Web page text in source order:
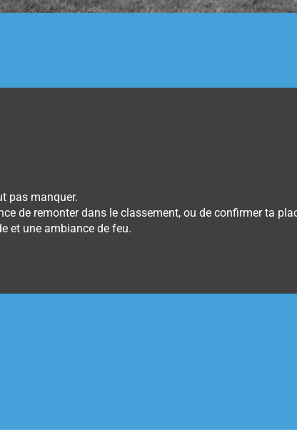
pas manquer.
de remonter dans le classement, ou de confirmer ta
et une ambiance de feu.